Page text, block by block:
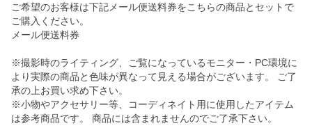
ご希望のお客様は下記メール便送料券をこちらの商品とセットで
ご購入ください。
メール便送料券
※撮影時のライティング、ご覧になっているモニター・PC環境に
より実際の商品と色味が異なって見える場合がございます。 ご了
承の上お買い求め下さい。
※小物やアクセサリー等、コーディネイト用に使用したアイテム
は参考商品です。 商品には含まれませんのでご了承下さい。